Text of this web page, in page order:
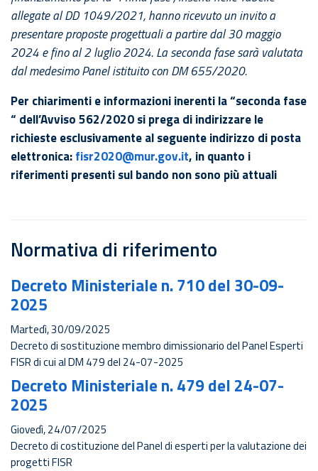
allegate al DD 1049/2021, hanno ricevuto un invito a
presentare proposte progettuali a partire dal 30 maggio
2024 e fino al 2 luglio 2024. La seconda fase sarà valutata
dal medesimo Panel istituito con DM 655/2020.
Per chiarimenti e informazioni inerenti la “seconda fase
“ dell’Avviso 562/2020 si prega di indirizzare le
richieste esclusivamente al seguente indirizzo di posta
elettronica:fisr2020@mur.gov.it, in quanto i
riferimenti presenti sul bando non sono più attuali
Normativa di riferimento
Decreto Ministeriale n. 710 del 30-09-
2025
Martedì, 30/09/2025
Decreto di sostituzione membro dimissionario del Panel Esperti
FISR di cui al DM 479 del 24-07-2025
Decreto Ministeriale n. 479 del 24-07-
2025
Giovedì, 24/07/2025
Decreto di costituzione del Panel di esperti per la valutazione dei
progetti FISR